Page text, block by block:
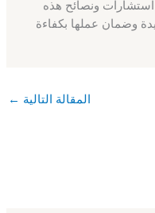
استشارات ونصائح هذه
وضمان عملها بكفاءة
المقالة التالية ←